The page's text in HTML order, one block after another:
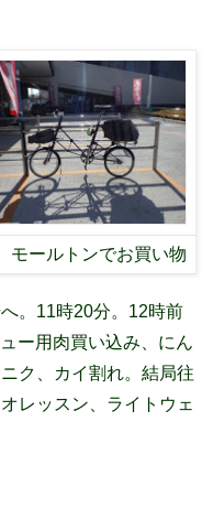
モールトンでお買い物
。11時20分。12時前
ー用肉買い込み、にん
ク、カイ割れ。結局往
レッスン、ライトウェ